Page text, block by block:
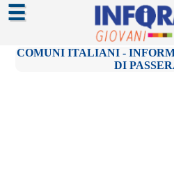
☰
COMUNI ITALIANI -
DI